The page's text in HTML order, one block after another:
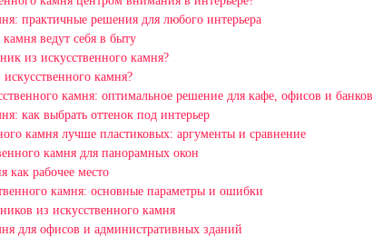
практичные решения для любого интерьера
ведут себя в быту
из искусственного камня?
камня?
камня: оптимальное решение для кафе, офисов и банков
как выбрать оттенок под интерьер
камня лучше пластиковых: аргументы и сравнение
камня для панорамных окон
как рабочее место
камня: основные параметры и ошибки
из искусственного камня
для офисов и административных зданий